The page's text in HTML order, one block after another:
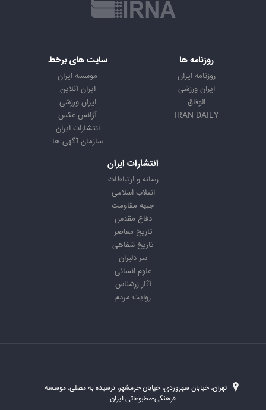
روزنامه ها
روزنامه ایران
ایران ورزشی
الوفاق
IRAN DAILY
سایت های برخط
موسسه ایران
ایران آنلاین
ایران ورزشی
آژانس عکس
انتشارات ایران
سازمان آگهی ها
انتشارات ایران
رسانه و ارتباطات
انقلاب اسلامی
جبهه مقاومت
دفاع مقدس
تاریخ معاصر
تاریخ شفاهی
سر دلبران
علوم انسانی
آثار زرشناس
روایت مردم
تهران، خیابان سهروردی، خیابان خرمشهر، نرسیده به مصلی، موسسه
فرهنگی-مطبوعاتی ایران